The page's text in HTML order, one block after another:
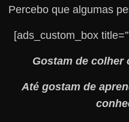
Percebo que algumas
[ads_custom_box
Gostam de colher
Até gostam de